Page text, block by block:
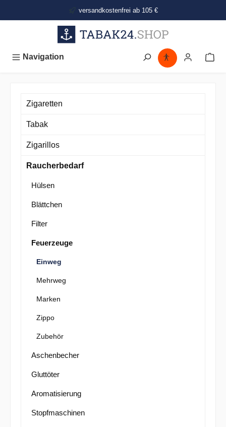
versandkostenfrei ab 105 €
Navigation
Zigaretten
Tabak
Zigarillos
Raucherbedarf
Hülsen
Blättchen
Filter
Feuerzeuge
Einweg
Mehrweg
Marken
Zippo
Zubehör
Aschenbecher
Gluttöter
Aromatisierung
Stopfmaschinen